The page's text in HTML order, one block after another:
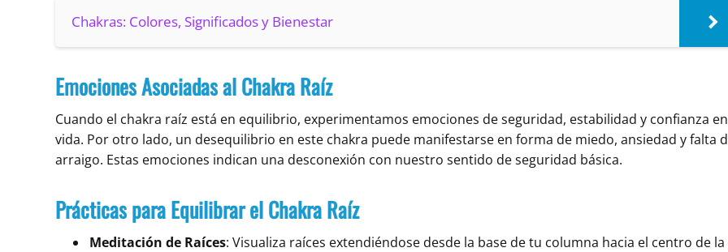
Chakras: Colores, Significados y Bienestar
Emociones Asociadas al Chakra Raíz
Cuando el chakra raíz está en equilibrio, experimentamos emociones de seguridad, estabilidad y confianza
vida. Por otro lado, un desequilibrio en este chakra puede manifestarse en forma de miedo, ansiedad y falta
arraigo. Estas emociones indican una desconexión con nuestro sentido de seguridad básica.
Prácticas para Equilibrar el Chakra Raíz
Meditación de Raíces: Visualiza raíces extendiéndose desde la base de tu columna hacia el centro de la